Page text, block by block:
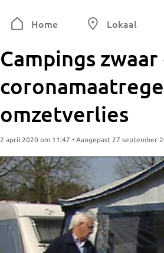
Home Lokaal
Campings
omzetverlies
2 april 2020 om 11:47 • Aangepast 27 september